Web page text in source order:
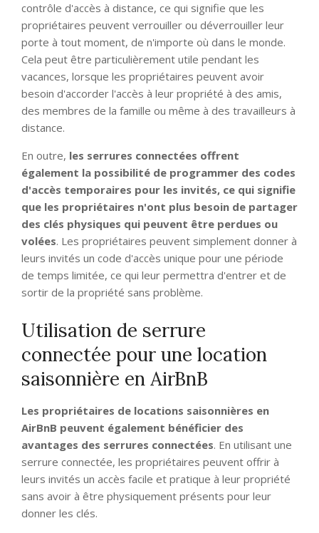
contrôle d'accès à distance, ce qui signifie que les
propriétaires peuvent verrouiller ou déverrouiller leur
porte à tout moment, de n'importe où dans le monde.
Cela peut être particulièrement utile pendant les
vacances, lorsque les propriétaires peuvent avoir
besoin d'accorder l'accès à leur propriété à des amis,
des membres de la famille ou même à des travailleurs à
distance.
En outre, les serrures connectées offrent
également la possibilité de programmer des codes
d'accès temporaires pour les invités, ce qui signifie
que les propriétaires n'ont plus besoin de partager
des clés physiques qui peuvent être perdues ou
volées. Les propriétaires peuvent simplement donner à
leurs invités un code d'accès unique pour une période
de temps limitée, ce qui leur permettra d'entrer et de
sortir de la propriété sans problème.
Utilisation de serrure
connectée pour une location
saisonnière en AirBnB
Les propriétaires de locations saisonnières en
AirBnB peuvent également bénéficier des
avantages des serrures connectées. En utilisant une
serrure connectée, les propriétaires peuvent offrir à
leurs invités un accès facile et pratique à leur propriété
sans avoir à être physiquement présents pour leur
donner les clés.